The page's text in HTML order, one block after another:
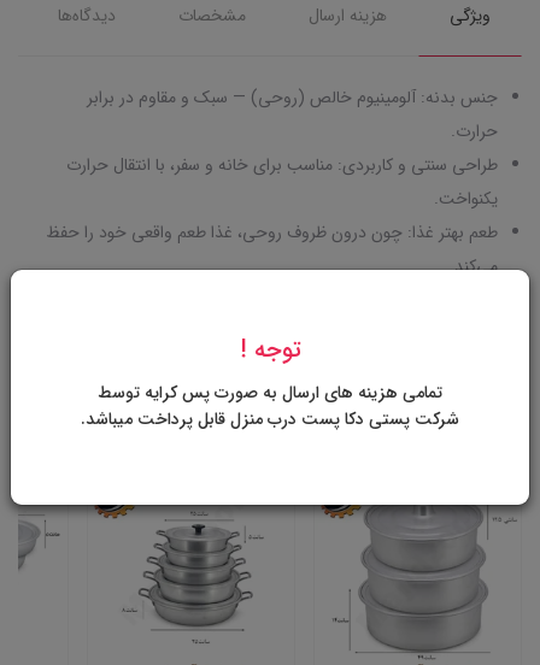
ویژگی هزینه ارسال مشخصات دیدگاه‌ها
جنس بدنه: آلومینیوم خالص (روحی) — سبک و مقاوم در برابر
حرارت.
طراحی سنتی و کاربردی: مناسب برای خانه و سفر، با انتقال حرارت
یکنواخت.
طعم بهتر غذا: چون درون ظروف روحی، غذا طعم واقعی خود را حفظ
می‌کند.
محصولات مرتبط
توجه !
تمامی هزینه های ارسال به صورت پس کرایه توسط
شرکت پستی دکا پست درب منزل قابل پرداخت میباشد.